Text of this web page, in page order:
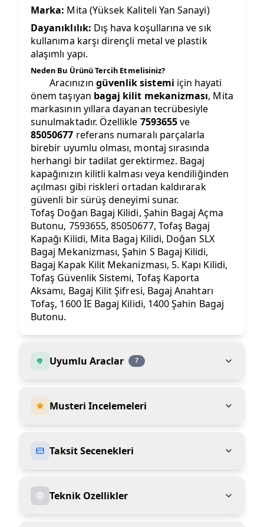
Marka: Mita (Yüksek Kaliteli Yan Sanayi)
Dayanıklılık: Dış hava koşullarına ve sık
kullanıma karşı dirençli metal ve plastik
alaşımlı yapı.
Neden Bu Ürünü Tercih Etmelisiniz?
Aracınızın güvenlik sistemi için hayati
önem taşıyan bagaj kilit mekanizması, Mita
markasının yıllara dayanan tecrübesiyle
sunulmaktadır. Özellikle 7593655ve
85050677 referans numaralı parçalarla
birebir uyumlu olması, montaj sırasında
herhangi bir tadilat gerektirmez. Bagaj
kapağınızın kilitli kalması veya kendiliğinden
açılması gibi riskleri ortadan kaldırarak
güvenli bir sürüş deneyimi sunar.
Tofaş Doğan Bagaj Kilidi, Şahin Bagaj Açma
Butonu, 7593655, 85050677, Tofaş Bagaj
Kapağı Kilidi, Mita Bagaj Kilidi, Doğan SLX
Bagaj Mekanizması, Şahin S Bagaj Kilidi,
Bagaj Kapak Kilit Mekanizması, 5. Kapı Kilidi,
Tofaş Güvenlik Sistemi, Tofaş Kaporta
Aksamı, Bagaj Kilit Şifresi, Bagaj Anahtarı
Tofaş, 1600 İE Bagaj Kilidi, 1400 Şahin Bagaj
Butonu.
Uyumlu Araclar 7
Musteri Incelemeleri
Taksit Secenekleri
Teknik Ozellikler